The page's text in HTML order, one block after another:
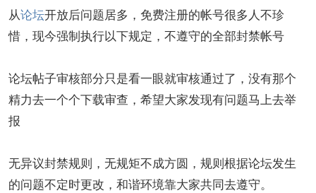
从论坛开放后问题居多，免费注册的帐号很多人不珍
惜，现今强制执行以下规定，不遵守的全部封禁帐号
论坛帖子审核部分只是看一眼就审核通过了，没有那个
精力去一个个下载审查，希望大家发现有问题马上去举
报
无异议封禁规则，无规矩不成方圆，规则根据论坛发生
的问题不定时更改，和谐环境靠大家共同去遵守。